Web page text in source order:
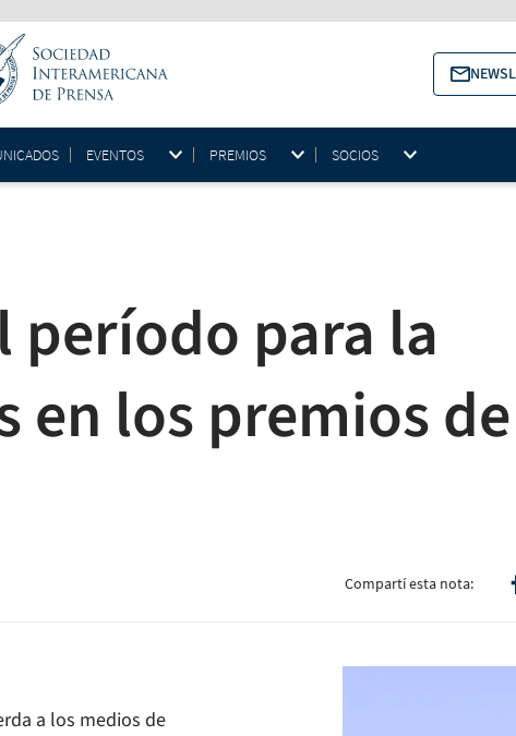
EVENTOS PREMIOS SOCIOS
período para la
en los premios de
Compartí esta nota:
a los medios de